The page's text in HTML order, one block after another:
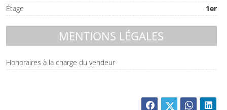
Étage
1er
MENTIONS LÉGALES
Honoraires à la charge du vendeur